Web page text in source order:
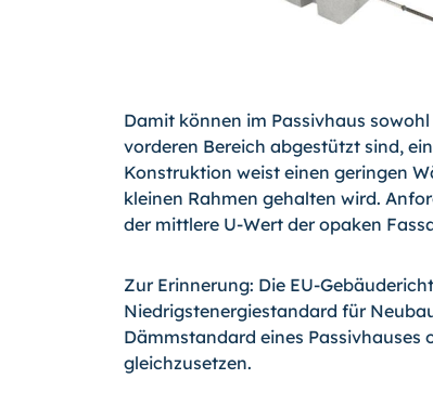
Damit können im Passivhaus
vorderen Bereich abgestützt sind,
Konstruktion weist einen geringen
kleinen Rahmen gehalten wird.
der mittlere U-Wert der opaken
Zur Erinnerung: Die EU-
Niedrigstenergiestandard für
Dämmstandard eines Passivhauses
gleichzusetzen.